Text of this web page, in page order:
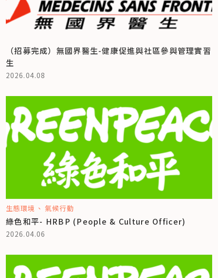
（招募完成）無國界醫生-健康促進與社區參與管理實習
生
2026.04.08
生態環境 氣候行動
綠色和平- HRBP (People & Culture Officer)
2026.04.06